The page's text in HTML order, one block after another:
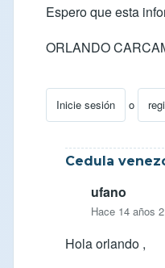
Espero que esta
ORLANDO
Inicie sesión o
En respuesta a
Cedula
ufano
Hace 14 años
Hola orlando ,